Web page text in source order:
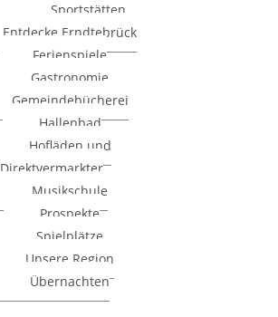
Sportstätten
Entdecke Erndtebrück
Ferienspiele
Gastronomie
Gemeindebücherei
Hallenbad
Hofläden und
Direktvermarkter
Musikschule
Prospekte
Spielplätze
Unsere Region
Übernachten